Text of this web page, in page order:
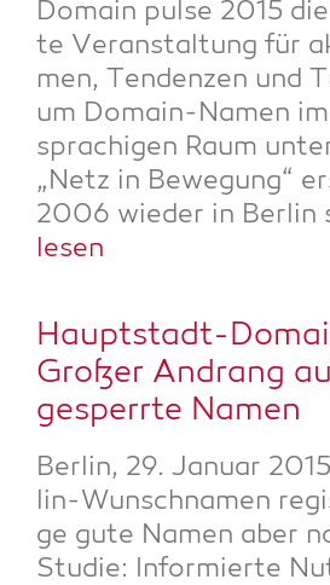
Domain pul­se 2015
te Ver­an­stal­tung für
men, Ten­den­zen und
um Domain-Namen
spra­chi­gen Raum
„Netz in Bewe­gung“
2006 wie­der in Ber­lin
le­sen
Haupt­stadt-
Gro­ßer Andrang
gesperr­te Namen
Ber­lin, 29. Janu­ar
lin-Wunsch­na­men
ge gute Namen aber
Stu­die: Infor­mier­te